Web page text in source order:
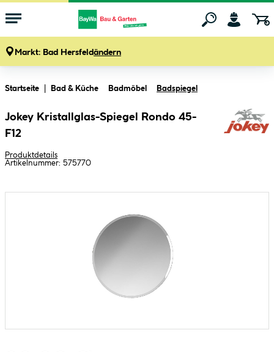
Markt: Bad Hersfeldändern
Startseite Bad & Küche Badmöbel Badspiegel
Jokey Kristallglas-Spiegel Rondo 45-
F12
Produktdetails
Artikelnummer: 575770